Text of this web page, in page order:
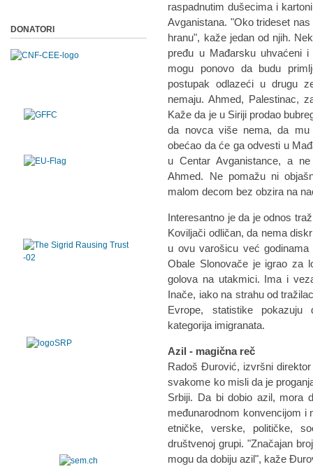
raspadnutim dušecima i
Avganistana. "Oko trideset
hranu", kaže jedan od njih.
pređu u Mađarsku uhvaćeni
mogu ponovo da budu
postupak odlazeći u drugu
nemaju. Ahmed, Palestinac,
Kaže da je u Siriji prodao
da novca više nema, da mu
obećao da će ga odvesti u
u Centar Avganistance, a
Ahmed. Ne pomažu ni
malom decom bez obzira na
Interesantno je da je odnos
Koviljači odličan, da nema
u ovu varošicu već
Obale Slonovače je igrao za
golova na utakmici. Ima i
Inače, iako na strahu od
Evrope, statistike
kategorija imigranata.
Azil - magična reč
Radoš Đurović, izvršni
svakome ko misli da je
Srbiji. Da bi dobio azil, mora
međunarodnom konvencijom i
etničke, verske, političke,
društvenoj grupi. "Značajan
mogu da dobiju azil", kaže
DONATORI